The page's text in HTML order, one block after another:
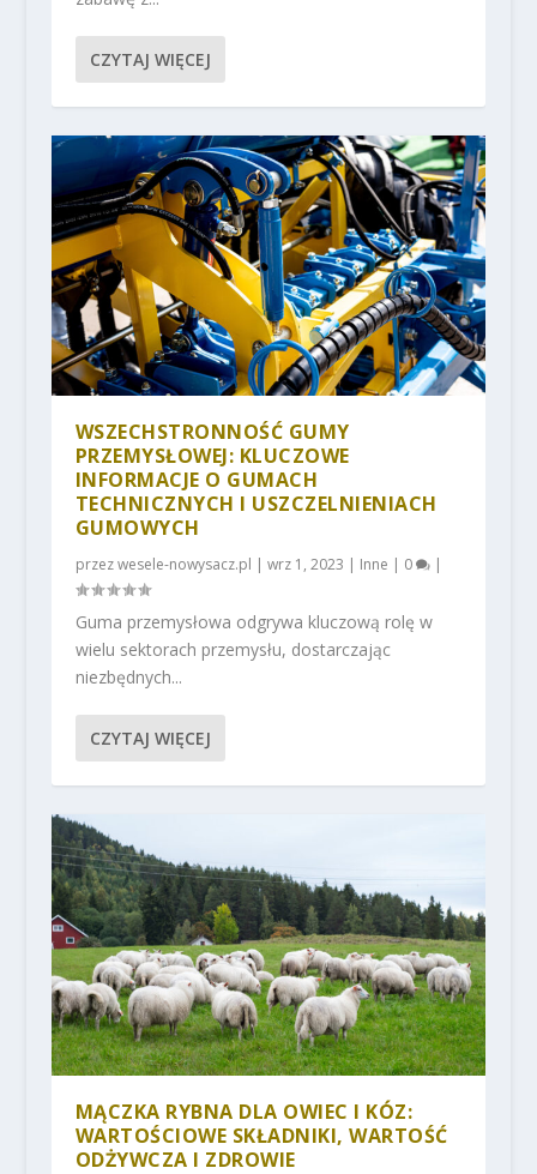
CZYTAJ WIĘCEJ
WSZECHSTRONNOŚĆ GUMY
PRZEMYSŁOWEJ: KLUCZOWE
INFORMACJE O GUMACH
TECHNICZNYCH I USZCZELNIENIACH
GUMOWYCH
przezwesele-nowysacz.pl | wrz 1, 2023 | Inne | 0 |
Guma przemysłowa odgrywa kluczową rolę w
wielu sektorach przemysłu, dostarczając
niezbędnych...
CZYTAJ WIĘCEJ
MĄCZKA RYBNA DLA OWIEC I KÓZ:
WARTOŚCIOWE SKŁADNIKI, WARTOŚĆ
ODŻYWCZA I ZDROWIE